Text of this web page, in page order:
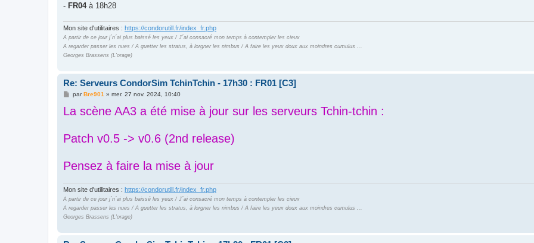
- FR04 à 18h28
Mon site d'utilitaires : https://condorutill.fr/index_fr.php
A partir de ce jour j´n´ai plus baissé les yeux / J´ai consacré mon temps à contempler les cieux
A regarder passer les nues / A guetter les stratus, à lorgner les nimbus / A faire les yeux doux aux moindres cumulus ...
Georges Brassens (L'orage)
Re: Serveurs CondorSim TchinTchin - 17h30 : FR01 [C3]
M
s
s
e
parBre901 » mer. 27 nov. 2024, 10:40
La scène AA3 a été mise à jour sur les serveurs Tchin-tchin :
Patch v0.5 -> v0.6 (2nd release)
Pensez à faire la mise à jour
Mon site d'utilitaires : https://condorutill.fr/index_fr.php
A partir de ce jour j´n´ai plus baissé les yeux / J´ai consacré mon temps à contempler les cieux
A regarder passer les nues / A guetter les stratus, à lorgner les nimbus / A faire les yeux doux aux moindres cumulus ...
Georges Brassens (L'orage)